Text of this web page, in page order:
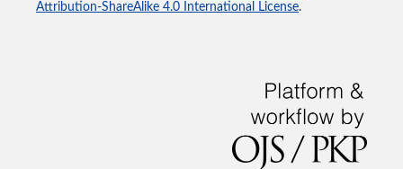
Attribution-ShareAlike 4.0 International License.